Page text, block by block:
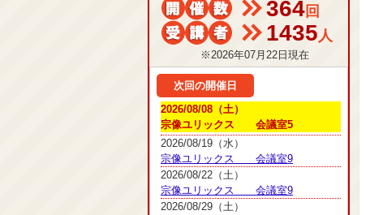
364回
1435人
※2026年07月22日現在
次回の開催日
2026/08/08（土）
宗像ユリックス 会議室5
2026/08/19（水）
宗像ユリックス 会議室9
2026/08/22（土）
宗像ユリックス 会議室9
2026/08/29（土）